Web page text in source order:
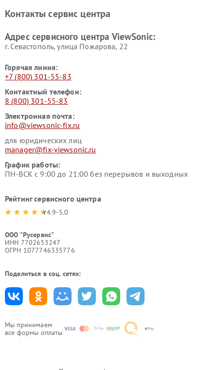
Мы принимаем
все формы оплаты
Контакты сервис центра
Адрес сервисного центра ViewSonic:
г. Севастополь, улица Пожарова, 22
Горячая линия:
+7 (800) 301-55-83
Контактный телефон:
8 (800) 301-55-83
Электронная почта:
info@viewsonic-fix.ru
для юридических лиц
manager@fix-viewsonic.ru
График работы:
ПН-ВСК с 9:00 до 21:00 без перерывов и выходных
Рейтинг сервисного центра
4.9-5.0
ООО "Русервис"
ИНН 7702633247
ОГРН 1077746335776
Поделиться в соц. сетях: